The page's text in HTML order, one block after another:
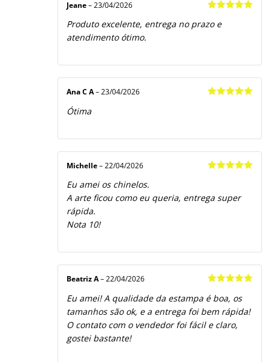
de 5
Jeane – 23/04/2026
Produto excelente, entrega no prazo e
atendimento ótimo.
Ana C A– 23/04/2026
Ótima
Michelle – 22/04/2026
Eu amei os chinelos.
A arte ficou como eu queria, entrega super
rápida.
Nota 10!
de 5
Beatriz A– 22/04/2026
Eu amei! A qualidade da estampa é boa, os
tamanhos são ok, e a entrega foi bem rápida!
O contato com o vendedor foi fácil e claro,
gostei bastante!